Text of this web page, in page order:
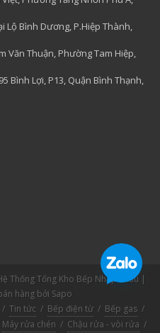
Bình Dương, P.Hiệp Thành,
Văn Thuận, Phường Tam Hiệp,
Bình Lợi, P13, Quận Bình Thạnh,
Thống Tổng Kho Bếp Nhập Khẩu |
hàng bởi Sapo
/ Tin tức / Bếp điện từ / Bếp gas /
Máy rửa chén / Chậu rửa - vòi rửa /